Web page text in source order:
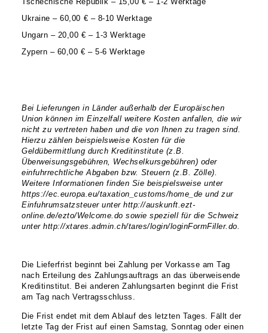
Tschechische Republik – 15,00 € – 1-2 Werktage
Ukraine – 60,00 € – 8-10 Werktage
Ungarn – 20,00 € – 1-3 Werktage
Zypern – 60,00 € – 5-6 Werktage
Bei Lieferungen in Länder außerhalb der Europäischen
Union können im Einzelfall weitere Kosten anfallen, die wir
nicht zu vertreten haben und die von Ihnen zu tragen sind.
Hierzu zählen beispielsweise Kosten für die
Geldübermittlung durch Kreditinstitute (z.B.
Überweisungsgebühren, Wechselkursgebühren) oder
einfuhrrechtliche Abgaben bzw. Steuern (z.B. Zölle).
Weitere Informationen finden Sie beispielsweise unter
https://ec.europa.eu/taxation_customs/home_de und zur
Einfuhrumsatzsteuer unter http://auskunft.ezt-
online.de/ezto/Welcome.do sowie speziell für die Schweiz
unter http://xtares.admin.ch/tares/login/loginFormFiller.do.
Die Lieferfrist beginnt bei Zahlung per Vorkasse am Tag
nach Erteilung des Zahlungsauftrags an das überweisende
Kreditinstitut. Bei anderen Zahlungsarten beginnt die Frist
am Tag nach Vertragsschluss.
Die Frist endet mit dem Ablauf des letzten Tages. Fällt der
letzte Tag der Frist auf einen Samstag, Sonntag oder einen